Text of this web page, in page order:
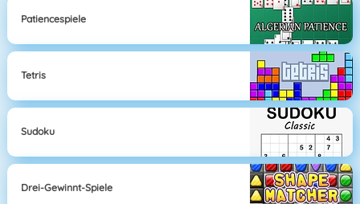
Patiencespiele
Tetris
Sudoku
Drei-Gewinnt-Spiele